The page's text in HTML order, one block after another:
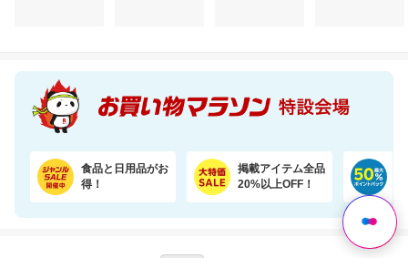
食品と日用品がお
得！
掲載アイテム全品
20%以上OFF！